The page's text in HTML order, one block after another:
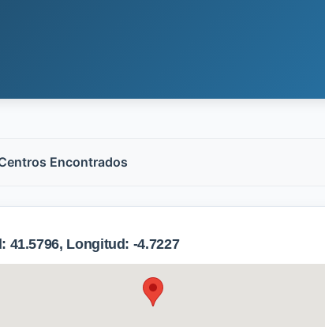
Encontrados
Longitud: -4.7227